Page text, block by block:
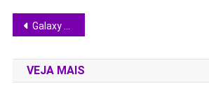
Navegação
de
Post
Galaxy Ring 2 ganha suporte a iPhone e bateria maior; entenda o que muda até 2027
VEJA MAIS